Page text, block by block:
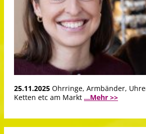
25.11.2025 Ohrringe, Armbänder,
Ketten etc am Markt ...Mehr >>